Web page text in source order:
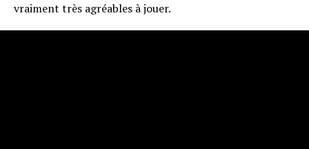
vraiment très agréables à jouer.